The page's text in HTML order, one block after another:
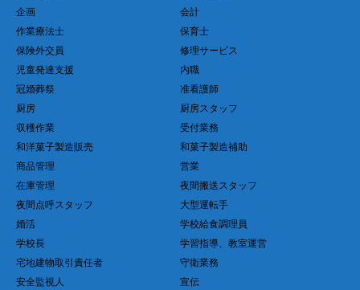
企画
会計
作業療法士
保育士
保険外交員
修理サービス
児童発達支援
内職
冠婚葬祭
准看護師
厨房
厨房スタッフ
収穫作業
受付業務
和洋菓子製造販売
和菓子製造補助
商品管理
営業
在庫管理
夜間搬送スタッフ
夜間点呼スタッフ
大型運転手
婚活
学校給食調理員
学校長
学習指導、教室運営
宅地建物取引責任者
守衛業務
安全監視人
宣伝